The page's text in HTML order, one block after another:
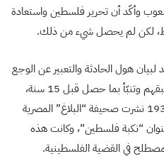
وأكّد أن تحرير فلسطين واستعادة
لكن لم يحصل شيء من ذلك.
هول الحادثة والتعبير عن الوجع
الفلسطيني والعربي، لكن هناك من سبقهم وتنبّأ بما حصل قبل 15 سنة،
ففي يوم 13 نوفمبر/ تشرين الثاني 1933 نشرت صحيفة “البلاغ” المصرية
“نكبة فلسطين”، وكانت هذه
في القضية الفلسطينية.